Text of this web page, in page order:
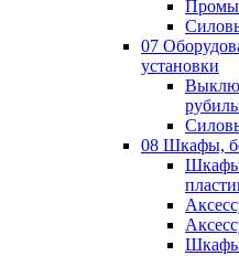
07
установки
08 Шкафы,
Шкафы
Шкафы